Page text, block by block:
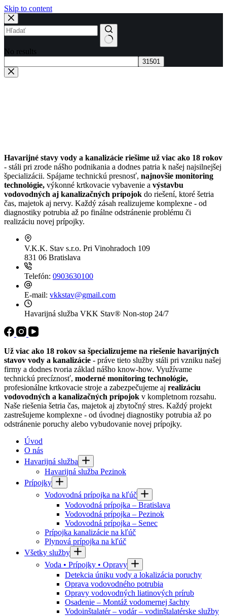
Skip to content
No results
Havarijné stavy vody a kanalizácie riešime už viac ako 18 rokov
- stáli pri zrode nášho podnikania a dodnes patria k našej najsilnejšej
špecializácii. Spájame technickú presnosť, najnovšie monitoring
technológie, výkonné krtkovacie vybavenie a výstavbu
vodovodných aj kanalizačných prípojok do riešení, ktoré šetria
čas, majetok aj nervy. Každý zásah realizujeme komplexne - od
diagnostiky potrubia až po finálne odstránenie problému či
realizáciu novej prípojky.
V.K.K. Stav s.r.o. Pri Vinohradoch 109
831 06 Bratislava
Telefón: 0903630100
E-mail: vkkstav@gmail.com
Havarijná služba VKK Stav® Non-stop 24/7
Už viac ako 18 rokov sa špecializujeme na riešenie havarijných
stavov vody a kanalizácie - práve tieto služby stáli pri vzniku našej
firmy a dodnes tvoria základ nášho know-how. Využívame
technickú precíznosť, moderné monitoring technológie,
profesionálne krtkovacie stroje a zabezpečujeme aj realizáciu
vodovodných a kanalizačných prípojok v kompletnom rozsahu.
Naše riešenia šetria čas, majetok aj zbytočný stres. Každý projekt
zastrešujeme komplexne - od úvodnej diagnostiky potrubia až po
odstránenie poruchy alebo vybudovanie novej prípojky.
Úvod
O nás
Havarijná služba
Havarijná služba Pezinok
Prípojky
Vodovodná prípojka na kľúč
Vodovodná prípojka – Bratislava
Vodovodná prípojka – Pezinok
Vodovodná prípojka – Senec
Prípojka kanalizácie na kľúč
Plynová prípojka na kľúč
Všetky služby
Voda • Prípojky • Opravy
Detekcia úniku vody a lokalizácia poruchy
Oprava vodovodného potrubia
Opravy vodovodných liatinových prírub
Osadenie – Montáž vodomernej šachty
Vodoinštalatér – vodár – vodinštalatérske služby